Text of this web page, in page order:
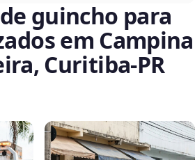
guincho para
em Campina
Curitiba‑PR